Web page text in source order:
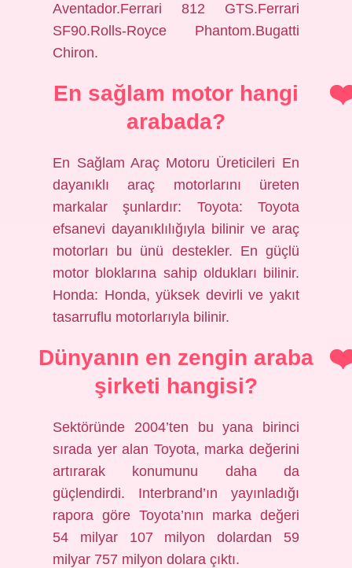
Aventador.Ferrari 812 GTS.Ferrari
SF90.Rolls-Royce Phantom.Bugatti
Chiron.
En sağlam motor hangi
arabada?
En Sağlam Araç Motoru Üreticileri En
dayanıklı araç motorlarını üreten
markalar şunlardır: Toyota: Toyota
efsanevi dayanıklılığıyla bilinir ve araç
motorları bu ünü destekler. En güçlü
motor bloklarına sahip oldukları bilinir.
Honda: Honda, yüksek devirli ve yakıt
tasarruflu motorlarıyla bilinir.
Dünyanın en zengin araba
şirketi hangisi?
Sektöründe 2004’ten bu yana birinci
sırada yer alan Toyota, marka değerini
artırarak konumunu daha da
güçlendirdi. Interbrand’ın yayınladığı
rapora göre Toyota’nın marka değeri
54 milyar 107 milyon dolardan 59
milyar 757 milyon dolara çıktı.